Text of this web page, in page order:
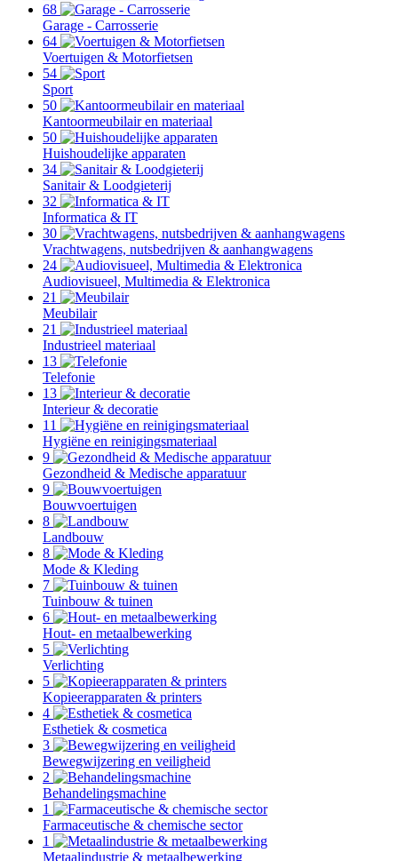
68
Garage - Carrosserie
64
Voertuigen & Motorfietsen
54
Sport
50
Kantoormeubilair en materiaal
50
Huishoudelijke apparaten
34
Sanitair & Loodgieterij
32
Informatica & IT
30
Vrachtwagens, nutsbedrijven & aanhangwagens
24
Audiovisueel, Multimedia & Elektronica
21
Meubilair
21
Industrieel materiaal
13
Telefonie
13
Interieur & decoratie
11
Hygiëne en reinigingsmateriaal
9
Gezondheid & Medische apparatuur
9
Bouwvoertuigen
8
Landbouw
8
Mode & Kleding
7
Tuinbouw & tuinen
6
Hout- en metaalbewerking
5
Verlichting
5
Kopieerapparaten & printers
4
Esthetiek & cosmetica
3
Bewegwijzering en veiligheid
2
Behandelingsmachine
1
Farmaceutische & chemische sector
1
Metaalindustrie & metaalbewerking